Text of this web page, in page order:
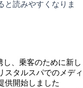
と読みやすくなりま
、乗客のために新し
スタルスパでのメディ
供開始しました